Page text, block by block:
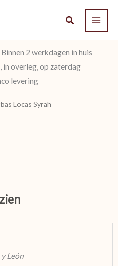
Binnen 2 werkdagen in huis
in overleg, op zaterdag
levering
Locas Syrah
León